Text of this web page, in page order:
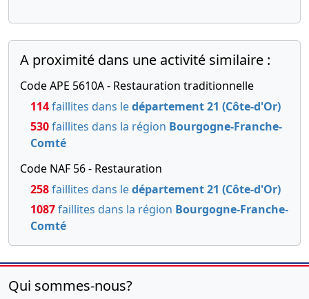
A proximité dans une activité similaire :
Code APE 5610A - Restauration traditionnelle
114faillites dans ledépartement 21 (Côte-d'Or)
530faillites dans la région Bourgogne-Franche-
Comté
Code NAF 56 - Restauration
258faillites dans ledépartement 21 (Côte-d'Or)
1087faillites dans la région Bourgogne-Franche-
Comté
Qui sommes-nous?